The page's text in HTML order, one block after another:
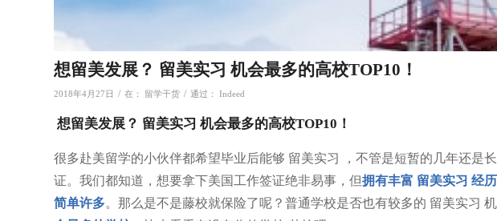
想留美发展？ 留美实习 机会最多的高校TOP10！
2018年4月27日 / 在： 留学干货 / 通过： Indeed
想留美发展？ 留美实习 机会最多的高校TOP10！
很多赴美留学的小伙伴都希望毕业后能够 留美实习 ，不管是短暂的几年还是
证。我们都知道，想要拿下美国工作签证绝非易事，但拥有丰富 留美实习 经
简单许多。那么是不是藤校就保险了呢？普通学校是否也有较多的 留美实习